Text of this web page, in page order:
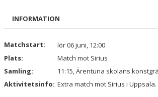
BILDGALLERI
INFORMATION
Matchstart:
lör 06 juni, 12:00
Plats:
Match mot Sirius
Samling:
11:15, Ärentuna skolans
Aktivitetsinfo: Extra match mot Sirius i Uppsala.